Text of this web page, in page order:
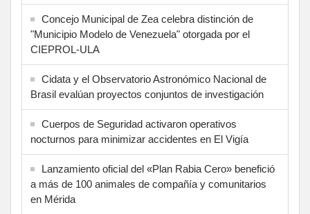
Concejo Municipal de Zea celebra distinción de
"Municipio Modelo de Venezuela" otorgada por el
CIEPROL-ULA
Cidata y el Observatorio Astronómico Nacional de
Brasil evalúan proyectos conjuntos de investigación
Cuerpos de Seguridad activaron operativos
nocturnos para minimizar accidentes en El Vigía
Lanzamiento oficial del «Plan Rabia Cero» benefició
a más de 100 animales de compañía y comunitarios
en Mérida